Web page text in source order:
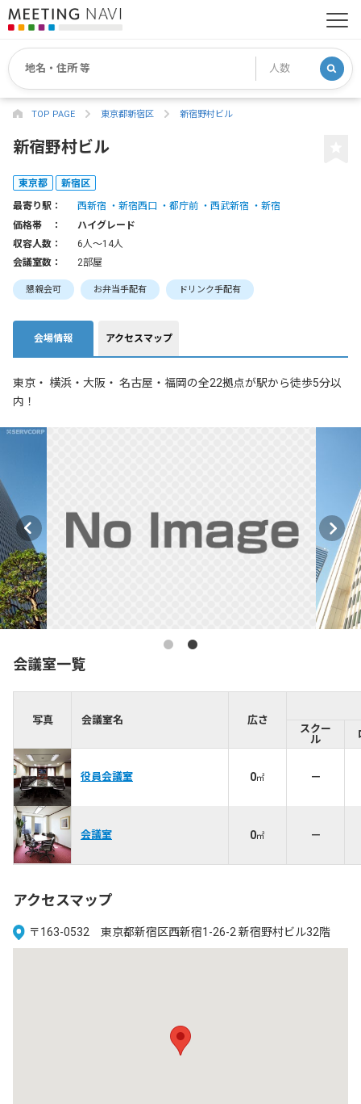
TOP PAGE 東京都新宿区 新宿野村ビル
新宿野村ビル
東京都 新宿区
最寄り駅： 西新宿 新宿西口 都庁前 西武新宿
新宿
価格帯 ：
ハイグレード
収容人数：
6人〜14人
会議室数：
2部屋
懇親会可 お弁当手配有 ドリンク手配有
会場情報 アクセスマップ
東京・ 横浜・大阪・ 名古屋・福岡の全22拠点が駅から徒歩5分以
内！
会議室一覧
写真 会議室名 広さ
スクー
ル
役員会議室 0㎡ －
会議室 0㎡ －
アクセスマップ
〒163-0532 東京都新宿区西新宿1-26-2 新宿野村ビル32階